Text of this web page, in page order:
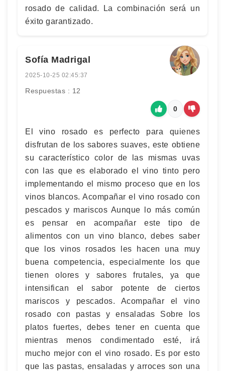
rosado de calidad. La combinación será un
éxito garantizado.
Sofía Madrigal
2025-10-25 02:45:37
Respuestas : 12
0
El vino rosado es perfecto para quienes
disfrutan de los sabores suaves, este obtiene
su característico color de las mismas uvas
con las que es elaborado el vino tinto pero
implementando el mismo proceso que en los
vinos blancos. Acompañar el vino rosado con
pescados y mariscos Aunque lo más común
es pensar en acompañar este tipo de
alimentos con un vino blanco, debes saber
que los vinos rosados les hacen una muy
buena competencia, especialmente los que
tienen olores y sabores frutales, ya que
intensifican el sabor potente de ciertos
mariscos y pescados. Acompañar el vino
rosado con pastas y ensaladas Sobre los
platos fuertes, debes tener en cuenta que
mientras menos condimentado esté, irá
mucho mejor con el vino rosado. Es por esto
que las pastas, ensaladas y arroces son una